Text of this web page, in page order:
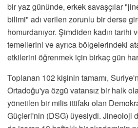
bir yaz gününde, erkek savaşçılar
bilimi" adı verilen zorunlu bir derse
homurdanıyor. Şimdiden kadın tarihi
temellerini ve ayrıca bölgelerindeki
etkilerini öğrenmek için birkaç gün
Toplanan 102 kişinin tamamı,
Ortadoğu'ya özgü vatansız bir halk
yönetilen bir milis ittifakı olan
Güçleri'nin (DSG) üyesiydi. Jineoloji